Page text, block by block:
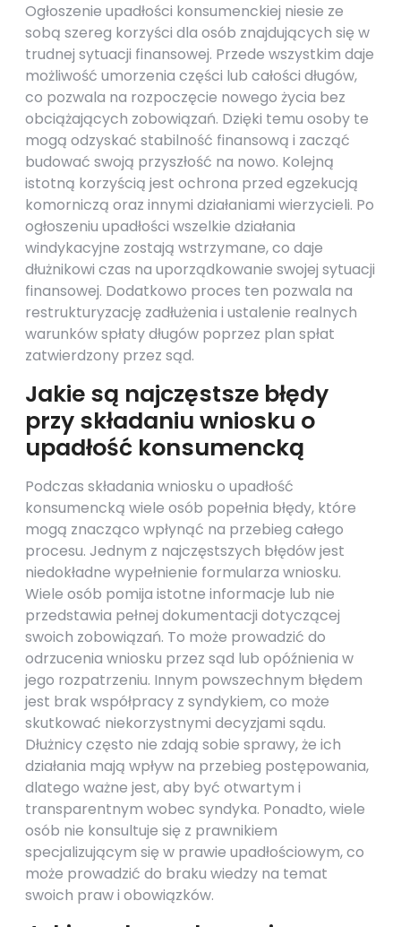
Ogłoszenie upadłości konsumenckiej niesie ze
sobą szereg korzyści dla osób znajdujących się w
trudnej sytuacji finansowej. Przede wszystkim daje
możliwość umorzenia części lub całości długów,
co pozwala na rozpoczęcie nowego życia bez
obciążających zobowiązań. Dzięki temu osoby te
mogą odzyskać stabilność finansową i zacząć
budować swoją przyszłość na nowo. Kolejną
istotną korzyścią jest ochrona przed egzekucją
komorniczą oraz innymi działaniami wierzycieli. Po
ogłoszeniu upadłości wszelkie działania
windykacyjne zostają wstrzymane, co daje
dłużnikowi czas na uporządkowanie swojej sytuacji
finansowej. Dodatkowo proces ten pozwala na
restrukturyzację zadłużenia i ustalenie realnych
warunków spłaty długów poprzez plan spłat
zatwierdzony przez sąd.
Jakie są najczęstsze błędy
przy składaniu wniosku o
upadłość konsumencką
Podczas składania wniosku o upadłość
konsumencką wiele osób popełnia błędy, które
mogą znacząco wpłynąć na przebieg całego
procesu. Jednym z najczęstszych błędów jest
niedokładne wypełnienie formularza wniosku.
Wiele osób pomija istotne informacje lub nie
przedstawia pełnej dokumentacji dotyczącej
swoich zobowiązań. To może prowadzić do
odrzucenia wniosku przez sąd lub opóźnienia w
jego rozpatrzeniu. Innym powszechnym błędem
jest brak współpracy z syndykiem, co może
skutkować niekorzystnymi decyzjami sądu.
Dłużnicy często nie zdają sobie sprawy, że ich
działania mają wpływ na przebieg postępowania,
dlatego ważne jest, aby być otwartym i
transparentnym wobec syndyka. Ponadto, wiele
osób nie konsultuje się z prawnikiem
specjalizującym się w prawie upadłościowym, co
może prowadzić do braku wiedzy na temat
swoich praw i obowiązków.